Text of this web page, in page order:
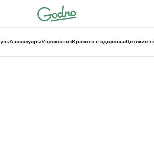
АксессуарыУкрашенияКрасота и здоровье⁠Детские